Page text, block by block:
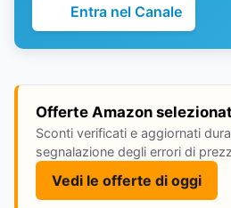
Entra nel Canale
Offerte Amazon
Sconti verificati e aggiornati
segnalazione degli errori di
Vedi le offerte di oggi